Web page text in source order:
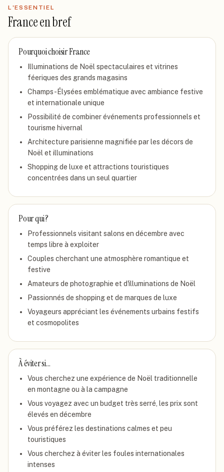
L'ESSENTIEL
Franceen bref
Pourquoi choisirFrance
Illuminations de Noël spectaculaires et vitrines
féeriques des grands magasins
Champs-Élysées emblématique avec ambiance festive
et internationale unique
Possibilité de combiner événements professionnels et
tourisme hivernal
Architecture parisienne magnifiée par les décors de
Noël et illuminations
Shopping de luxe et attractions touristiques
concentrées dans un seul quartier
Pour qui ?
Professionnels visitant salons en décembre avec
temps libre à exploiter
Couples cherchant une atmosphère romantique et
festive
Amateurs de photographie et d'illuminations de Noël
Passionnés de shopping et de marques de luxe
Voyageurs appréciant les événements urbains festifs
et cosmopolites
À éviter si…
Vous cherchez une expérience de Noël traditionnelle
en montagne ou à la campagne
Vous voyagez avec un budget très serré, les prix sont
élevés en décembre
Vous préférez les destinations calmes et peu
touristiques
Vous cherchez à éviter les foules internationales
intenses